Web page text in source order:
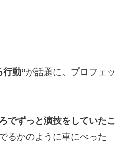
行動”が話題に。プロフェッ
でずっと演技をしていたこ
るかのように車にべった